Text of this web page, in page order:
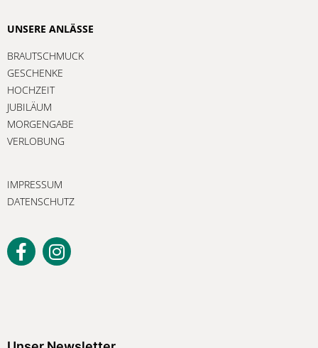
UNSERE ANLÄSSE
BRAUTSCHMUCK
GESCHENKE
HOCHZEIT
JUBILÄUM
MORGENGABE
VERLOBUNG
IMPRESSUM
DATENSCHUTZ